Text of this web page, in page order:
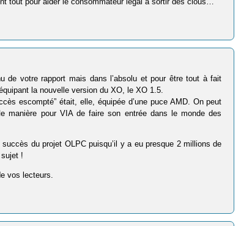
de votre rapport mais dans l’absolu et pour être tout à fait
la nouvelle version du XO, le XO 1.5.
escompté” était, elle, équipée d’une puce AMD. On peut
pour VIA de faire son entrée dans le monde des
du projet OLPC puisqu’il y a eu presque 2 millions de
!
vos lecteurs.